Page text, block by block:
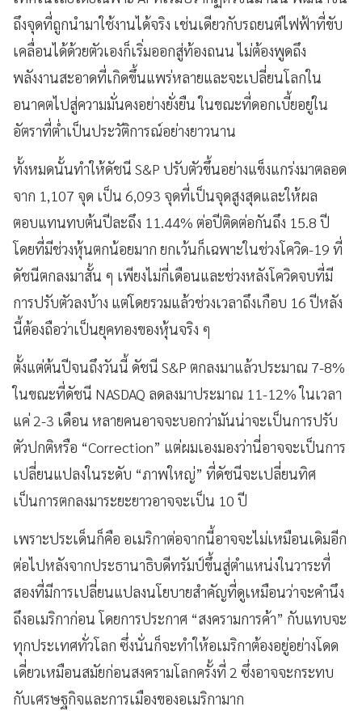
ถึงจุดที่ถูกนำมาใช้งานได้จริง เช่นเดียวกับรถยนต์ไฟฟ้าที่ขับ
เคลื่อนได้ด้วยตัวเองก็เริ่มออกสู่ท้องถนน ไม่ต้องพูดถึง
พลังงานสะอาดที่เกิดขึ้นแพร่หลายและจะเปลี่ยนโลกใน
อนาคตไปสู่ความมั่นคงอย่างยั่งยืน ในขณะที่ดอกเบี้ยอยู่ใน
อัตราที่ต่ำเป็นประวัติการณ์อย่างยาวนาน
ทั้งหมดนั้นทำให้ดัชนี S&P ปรับตัวขึ้นอย่างแข็งแกร่งมาตลอด
จาก 1,107 จุด เป็น 6,093 จุดที่เป็นจุดสูงสุดและให้ผล
ตอบแทนทบต้นปีละถึง 11.44% ต่อปีติดต่อกันถึง 15.8 ปี
โดยที่มีช่วงหุ้นตกน้อยมาก ยกเว้นก็เฉพาะในช่วงโควิด-19 ที่
ดัชนีตกลงมาสั้น ๆ เพียงไม่กี่เดือนและช่วงหลังโควิดจบที่มี
การปรับตัวลงบ้าง แต่โดยรวมแล้วช่วงเวลาถึงเกือบ 16 ปีหลัง
นี้ต้องถือว่าเป็นยุคทองของหุ้นจริง ๆ
ตั้งแต่ต้นปีจนถึงวันนี้ ดัชนี S&P ตกลงมาแล้วประมาณ 7-8%
ในขณะที่ดัชนี NASDAQ ลดลงมาประมาณ 11-12% ในเวลา
แค่ 2-3 เดือน หลายคนอาจจะบอกว่ามันน่าจะเป็นการปรับ
ตัวปกติหรือ “Correction” แต่ผมเองมองว่านี่อาจจะเป็นการ
เปลี่ยนแปลงในระดับ “ภาพใหญ่” ที่ดัชนีจะเปลี่ยนทิศ
เป็นการตกลงมาระยะยาวอาจจะเป็น 10 ปี
เพราะประเด็นก็คือ อเมริกาต่อจากนี้อาจจะไม่เหมือนเดิมอีก
ต่อไปหลังจากประธานาธิบดีทรัมป์ขึ้นสู่ตำแหน่งในวาระที่
สองที่มีการเปลี่ยนแปลงนโยบายสำคัญที่ดูเหมือนว่าจะคำนึง
ถึงอเมริกาก่อน โดยการประกาศ “สงครามการค้า” กับแทบจะ
ทุกประเทศทั่วโลก ซึ่งนั่นก็จะทำให้อเมริกาต้องอยู่อย่างโดด
เดี่ยวเหมือนสมัยก่อนสงครามโลกครั้งที่ 2 ซึ่งอาจจะกระทบ
กับเศรษฐกิจและการเมืองของอเมริกามาก